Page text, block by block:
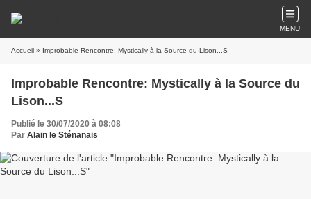
MENU
Accueil » Improbable Rencontre: Mystically à la Source du Lison...S
Improbable Rencontre: Mystically à la Source du
Lison...S
Publié le 30/07/2020 à 08:08
Par Alain le Sténanais